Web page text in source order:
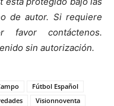
de autor. Si requiere
favor contáctenos.
sin autorización.
Fútbol Español
Visionnoventa